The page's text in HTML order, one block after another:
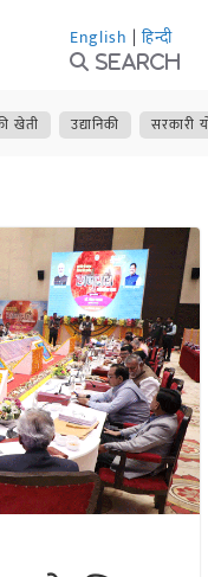
English | हिन्दी
Search
खेती उद्यानिकी सरकारी